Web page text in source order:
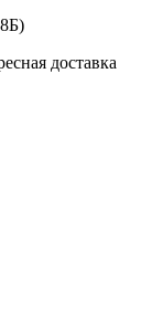
доставка